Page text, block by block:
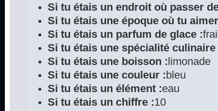
Si tu étais un endroit où passer
Si tu étais une époque où tu
Si tu étais un parfum de glace :
Si tu étais une spécialité culinaire
Si tu étais une boisson : limonade
Si tu étais une couleur :bleu
Si tu étais un élément :eau
Si tu étais un chiffre :10